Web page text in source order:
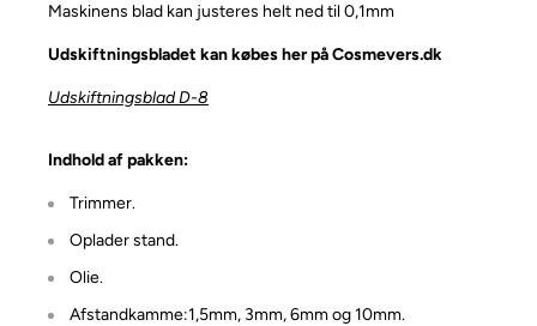
Maskinens blad kan justeres helt ned til 0,1mm
Udskiftningsbladet kan købes her på Cosmevers.dk
Udskiftningsblad D-8
Indhold af pakken:
Trimmer.
Oplader stand.
Olie.
Afstandkamme:1,5mm, 3mm, 6mm og 10mm.